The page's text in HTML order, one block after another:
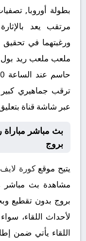
مرتقب يعد
ورغبتهما في تحقيق
ترقب جماهيري كبير
عبر شاشة قناة
بث مباشر
بروج
يتيح موقعكورة لايف
مشاهدة بث مباشر
بروج بدون تقطيع
لأحداث اللقاء،
اللقاء يأتي ضمن